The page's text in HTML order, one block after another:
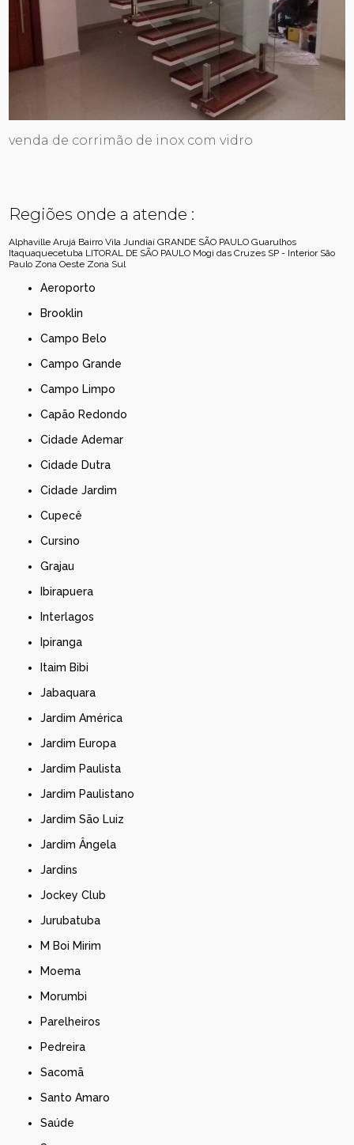
venda de corrimão de inox com vidro
Regiões onde a atende :
Alphaville Arujá Bairro Vila Jundiaí GRANDE SÃO PAULO Guarulhos
Itaquaquecetuba LITORAL DE SÃO PAULO Mogi das Cruzes SP - Interior São
Paulo Zona Oeste Zona Sul
Aeroporto
Brooklin
Campo Belo
Campo Grande
Campo Limpo
Capão Redondo
Cidade Ademar
Cidade Dutra
Cidade Jardim
Cupecê
Cursino
Grajau
Ibirapuera
Interlagos
Ipiranga
Itaim Bibi
Jabaquara
Jardim América
Jardim Europa
Jardim Paulista
Jardim Paulistano
Jardim São Luiz
Jardim Ângela
Jardins
Jockey Club
Jurubatuba
M Boi Mirim
Moema
Morumbi
Parelheiros
Pedreira
Sacomã
Santo Amaro
Saúde